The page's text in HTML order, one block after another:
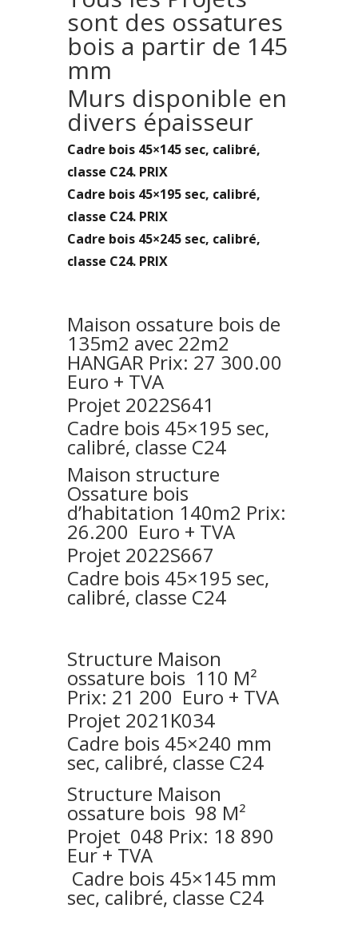
sont des ossatures
bois a partir de 145
mm
Murs disponible en
divers épaisseur
Cadre bois 45×145 sec, calibré,
classe C24. PRIX
Cadre bois 45×195 sec, calibré,
classe C24. PRIX
Cadre bois 45×245 sec, calibré,
classe C24. PRIX
Maison ossature bois de
135m2 avec 22m2
HANGAR Prix: 27 300.00
Euro + TVA
Projet 2022S641
Cadre bois 45×195 sec,
calibré, classe C24
Maison structure
Ossature bois
d’habitation 140m2 Prix:
26.200 Euro + TVA
Projet 2022S667
Cadre bois 45×195 sec,
calibré, classe C24
Structure Maison
ossature bois 110 M²
Prix: 21 200 Euro + TVA
Projet 2021K034
Cadre bois 45×240 mm
sec, calibré, classe C24
Structure Maison
ossature bois 98 M²
Projet 048 Prix: 18 890
Eur + TVA
Cadre bois 45×145 mm
sec, calibré, classe C24